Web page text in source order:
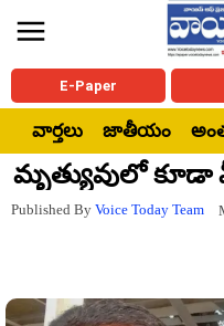
E-Paper
వార్తలు జాతీయం
మృత్యువులో కూడా
Published By Voice Today Team